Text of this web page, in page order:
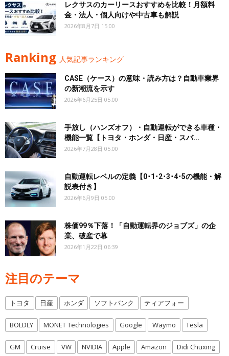
レクサスのカーリースおすすめを比較！月額料
金・法人・個人向けや中古車も解説
2026年8月7日 15:00
Ranking 人気記事ランキング
CASE（ケース）の意味・読み方は？自動車業界
の新潮流を示す
2026年6月25日 05:00
手放し（ハンズオフ）・自動運転ができる車種・
機能一覧【トヨタ・ホンダ・日産・スバ...
2026年7月28日 05:00
自動運転レベルの定義【0･1･2･3･4･5の機能・解
説表付き】
2026年6月9日 05:00
株価99％下落！「自動運転界のジョブズ」の企
業、破産で幕
2026年1月22日 06:39
注目のテーマ
トヨタ 日産 ホンダ ソフトバンク ティアフォー
BOLDLY MONET Technologies Google Waymo Tesla
GM Cruise VW NVIDIA Apple Amazon Didi Chuxing